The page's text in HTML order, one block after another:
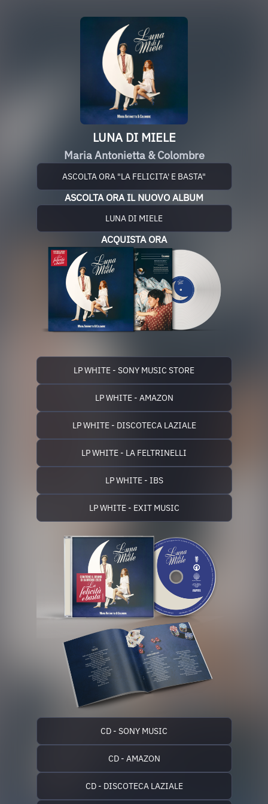
LUNA DI MIELE
Maria Antonietta & Colombre
ASCOLTA ORA "LA FELICITA' E BASTA"
ASCOLTA ORA IL NUOVO ALBUM
LUNA DI MIELE
ACQUISTA ORA
LP WHITE - SONY MUSIC STORE
LP WHITE - AMAZON
LP WHITE - DISCOTECA LAZIALE
LP WHITE - LA FELTRINELLI
LP WHITE - IBS
LP WHITE - EXIT MUSIC
CD - SONY MUSIC
CD - AMAZON
CD - DISCOTECA LAZIALE